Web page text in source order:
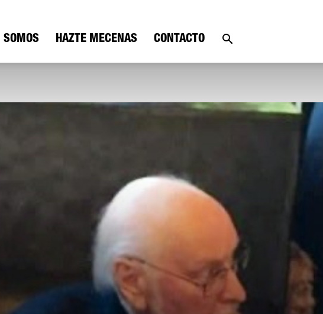
SOMOS HAZTE MECENAS CONTACTO